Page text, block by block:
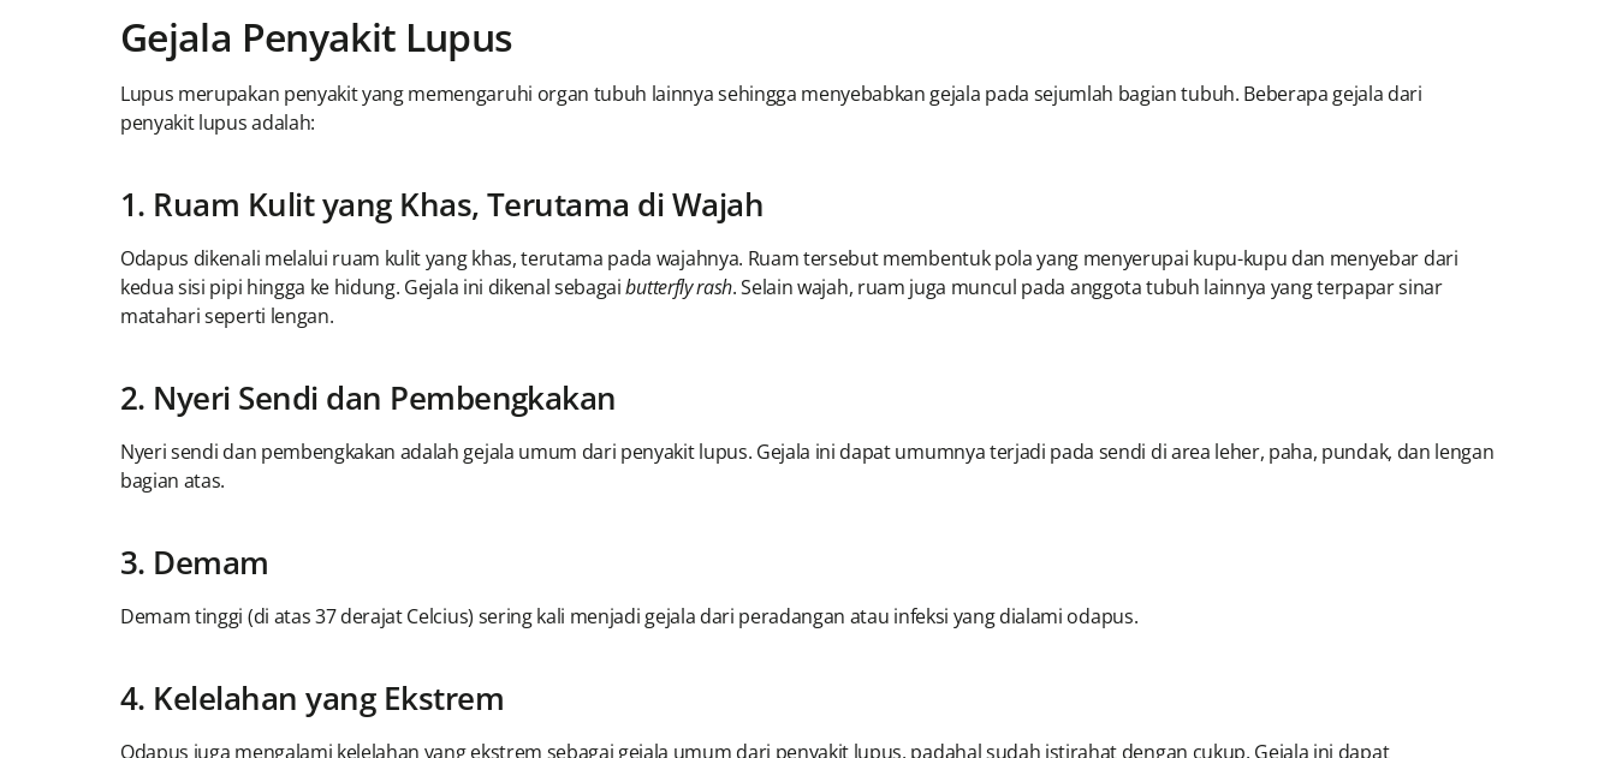
Gejala Penyakit Lupus
Lupus merupakan penyakit yang memengaruhi organ tubuh lainnya sehingga menyebabkan gejala pada sejumlah bagian tubuh. Beberapa gejala dari
penyakit lupus adalah:
1. Ruam Kulit yang Khas, Terutama di Wajah
Odapus dikenali melalui ruam kulit yang khas, terutama pada wajahnya. Ruam tersebut membentuk pola yang menyerupai kupu-kupu dan menyebar dari
kedua sisi pipi hingga ke hidung. Gejala ini dikenal sebagaibutterfly rash. Selain wajah, ruam juga muncul pada anggota tubuh lainnya yang terpapar sinar
matahari seperti lengan.
2. Nyeri Sendi dan Pembengkakan
Nyeri sendi dan pembengkakan adalah gejala umum dari penyakit lupus. Gejala ini dapat umumnya terjadi pada sendi di area leher, paha, pundak, dan lengan
bagian atas.
3. Demam
Demam tinggi (di atas 37 derajat Celcius) sering kali menjadi gejala dari peradangan atau infeksi yang dialami odapus.
4. Kelelahan yang Ekstrem
Odapus juga mengalami kelelahan yang ekstrem sebagai gejala umum dari penyakit lupus, padahal sudah istirahat dengan cukup. Gejala ini dapat